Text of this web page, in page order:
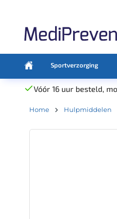
Sportverzorging
Vóór 16 uur besteld,
Home Hulpmiddelen